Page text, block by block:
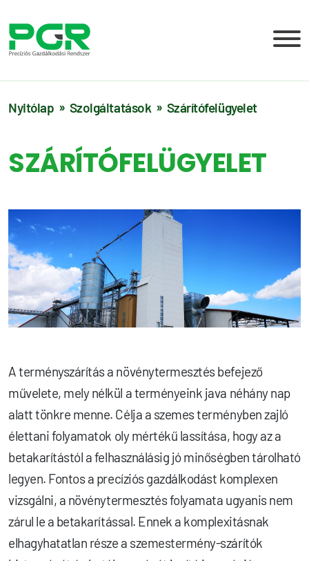
Nyitólap Szolgáltatások Szárítófelügyelet
SZÁRÍTÓFELÜGYELET
A terményszárítás a növénytermesztés befejező
művelete, mely nélkül a terményeink java néhány nap
alatt tönkre menne. Célja a szemes terményben zajló
élettani folyamatok oly mértékű lassítása, hogy az a
betakarítástól a felhasználásig jó minőségben tárolható
legyen. Fontos a precíziós gazdálkodást komplexen
vizsgálni, a növénytermesztés folyamata ugyanis nem
zárul le a betakarítással. Ennek a komplexitásnak
elhagyhatatlan része a szemestermény-szárítók